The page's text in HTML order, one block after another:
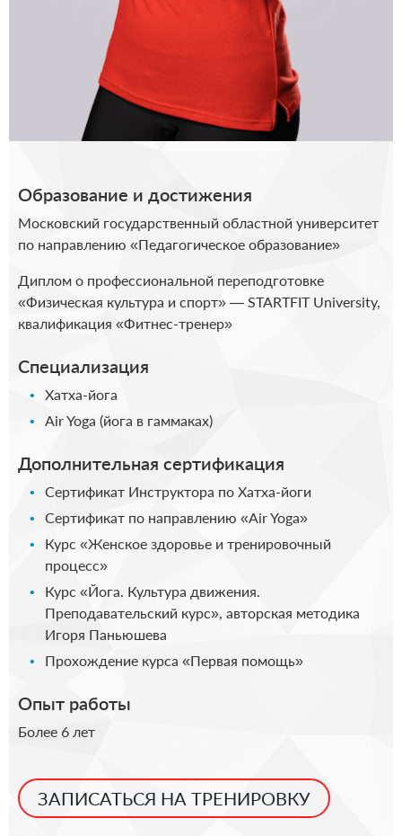
Образование и достижения
Московский государственный областной университет
по направлению «Педагогическое образование»
Диплом о профессиональной переподготовке
«Физическая культура и спорт» — STARTFIT University,
квалификация «Фитнес-тренер»
Специализация
Хатха-йога
Air Yoga (йога в гаммаках)
Дополнительная сертификация
Сертификат Инструктора по Хатха-йоги
Сертификат по направлению «Air Yoga»
Курс «Женское здоровье и тренировочный
процесс»
Курс «Йога. Культура движения.
Преподавательский курс», авторская методика
Игоря Паньюшева
Прохождение курса «Первая помощь»
Опыт работы
Более 6 лет
ЗАПИСАТЬСЯ НА ТРЕНИРОВКУ